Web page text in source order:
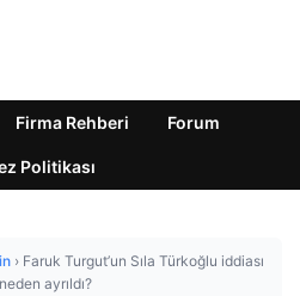
Firma Rehberi Forum
Politikası
› Faruk Turgut’un Sıla Türkoğlu iddiası
ayrıldı?